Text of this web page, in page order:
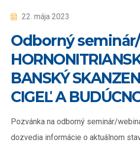
22. mája 2023
Odborný
BANSKÝ
CIGEĽ A
Pozvánka na odborný seminár/
dozvedia informácie o aktuálnom